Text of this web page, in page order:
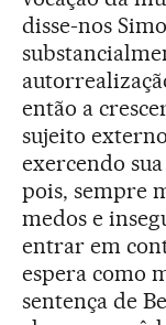
disse-nos
então a
sujeito
exercendo
pois, sempre
medos e
entrar em
espera como
sentença de